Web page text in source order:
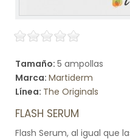
Tamaño: 5 ampollas
Marca: Martiderm
Línea: The Originals
FLASH SERUM
Flash Serum, al igual que